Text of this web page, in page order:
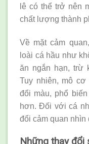
lê có thể trở nên
chất lượng thành
Về mặt cảm
loài cá hầu như
ăn ngắn hạn, trừ
Tuy nhiên, mô cơ
đổi màu, phổ
hơn. Đối với cá
đổi cảm quan nhìn
Những thay đổi